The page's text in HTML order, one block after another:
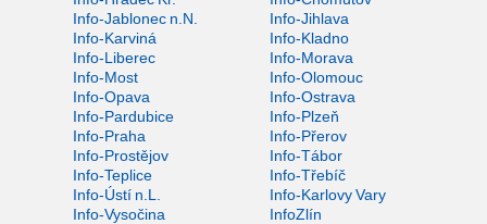
Info-Jablonec n.N.
Info-Jihlava
Info-Karviná
Info-Kladno
Info-Liberec
Info-Morava
Info-Most
Info-Olomouc
Info-Opava
Info-Ostrava
Info-Pardubice
Info-Plzeň
Info-Praha
Info-Přerov
Info-Prostějov
Info-Tábor
Info-Teplice
Info-Třebíč
Info-Ústí n.L.
Info-Karlovy Vary
Info-Vysočina
InfoZlín